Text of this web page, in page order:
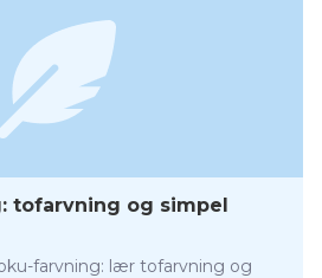
tofarvning og simpel
farvning: lær tofarvning og